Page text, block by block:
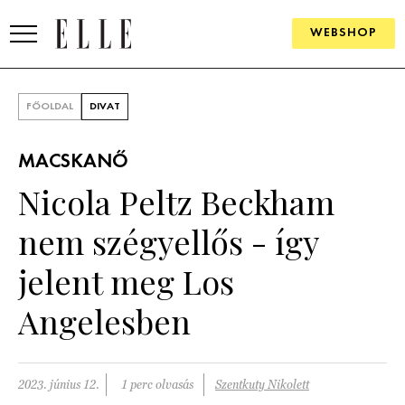
WEBSHOP
SZÉPSÉG
PSZICHÉ
PÁRKAPCSOLAT
FŐOLDAL DIVAT
MACSKANŐ
Nicola Peltz Beckham
nem szégyellős - így
jelent meg Los
Angelesben
2023. június 12. 1 perc olvasás Szentkuty Nikolett